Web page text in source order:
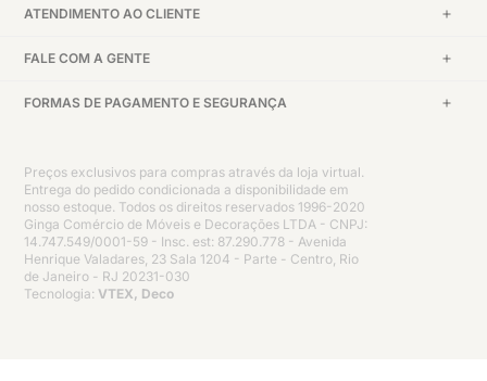
ATENDIMENTO AO CLIENTE
FALE COM A GENTE
FORMAS DE PAGAMENTO E SEGURANÇA
Preços exclusivos para compras através da loja virtual.
Entrega do pedido condicionada a disponibilidade em
nosso estoque. Todos os direitos reservados 1996-2020
Ginga Comércio de Móveis e Decorações LTDA - CNPJ:
14.747.549/0001-59 - Insc. est: 87.290.778 - Avenida
Henrique Valadares, 23 Sala 1204 - Parte - Centro, Rio
de Janeiro - RJ 20231-030
Tecnologia: VTEX, Deco